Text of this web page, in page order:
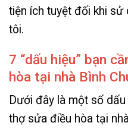
tiện ích tuyệt đối khi
tôi.
7 “dấu hiệu” bạn
hòa tại nhà Bình
Dưới đây là một số
thợ sửa điều hòa tại